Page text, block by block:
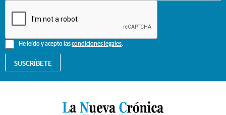
He leído y acepto lascondiciones legales.
SUSCRÍBETE